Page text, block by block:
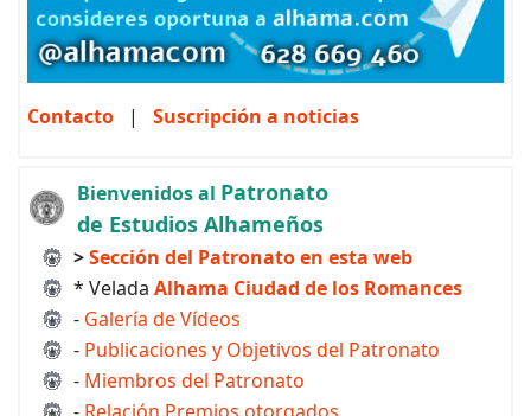
Contacto | Suscripción a noticias
Bienvenidos al Patronato
de Estudios Alhameños
>Sección del Patronato en esta web
* Velada Alhama Ciudad de los Romances
- Galería de Vídeos
- Publicaciones y Objetivos del Patronato
- Miembros del Patronato